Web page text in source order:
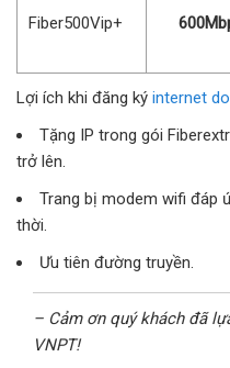
Fiber500Vip+
Lợi ích khi đăng ký internet
Tặng IP trong gói
trở lên.
Trang bị modem wifi đáp
thời.
Ưu tiên đường truyền.
– Cảm ơn quý khách đã
VNPT!